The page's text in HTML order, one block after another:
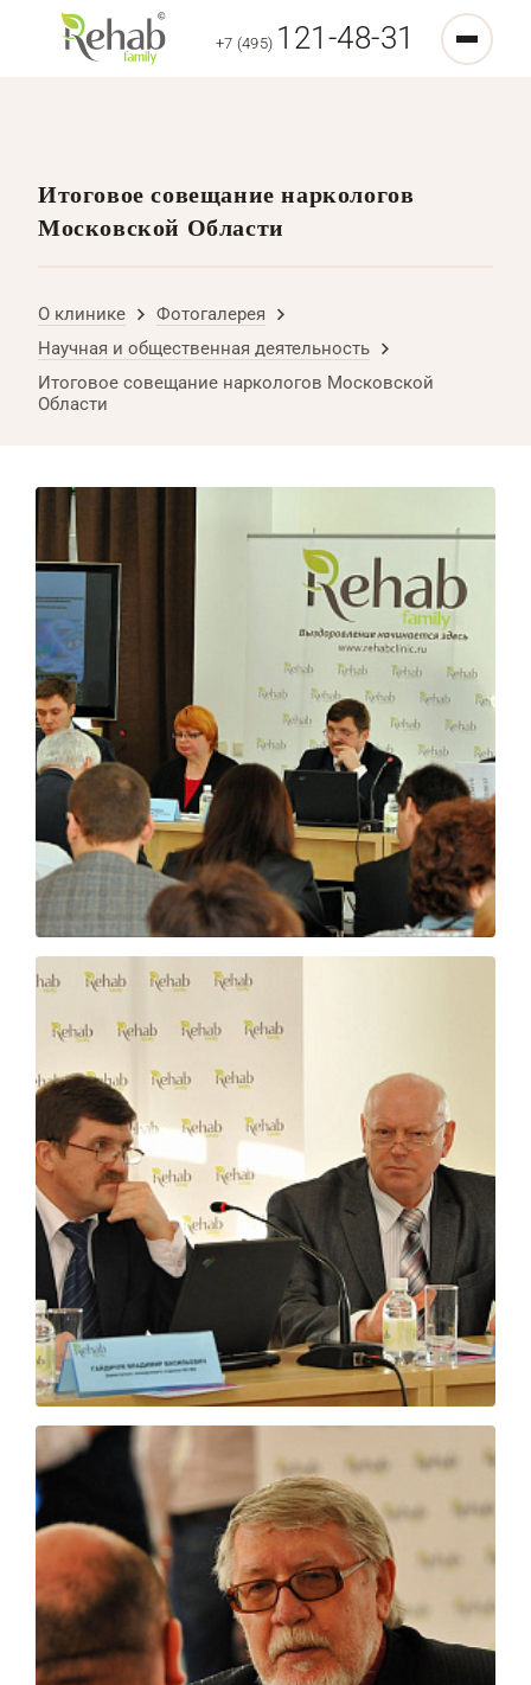
+7 (495) 121-48-31
Итоговое совещание наркологов
Московской Области
О клинике
Фотогалерея
Научная и общественная деятельность
Итоговое совещание наркологов Московской
Области